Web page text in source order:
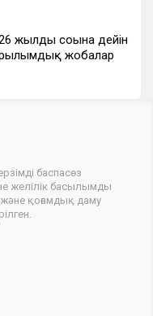
жылдың соңына дейін
жобалар
баспасөз
желілік басылымды
қоғамдық даму